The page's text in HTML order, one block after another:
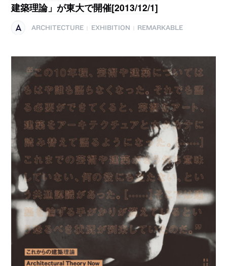
建築理論」が東大で開催[2013/12/1]
ARCHITECTURE EXHIBITION REMARKABLE